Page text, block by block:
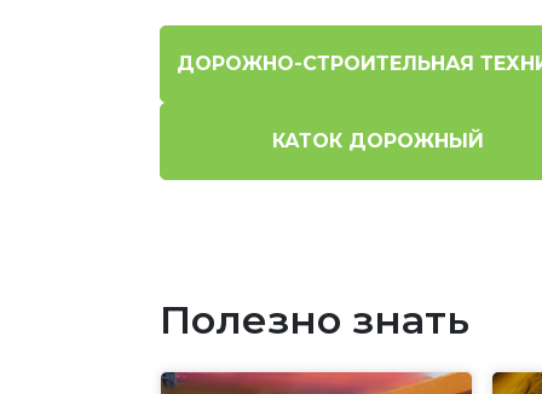
ДОРОЖНО-СТРОИТЕЛЬНАЯ
КАТОК ДОРОЖНЫЙ
Полезно знать